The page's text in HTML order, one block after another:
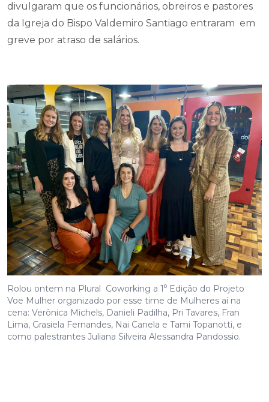
divulgaram que os funcionários, obreiros e pastores
da Igreja do Bispo Valdemiro Santiago entraram em
greve por atraso de salários.
Rolou ontem na Plural Coworking a 1⁰ Edição do Projeto
Voe Mulher organizado por esse time de Mulheres aí na
cena: Verônica Michels, Danieli Padilha, Pri Tavares, Fran
Lima, Grasiela Fernandes, Nai Canela e Tami Topanotti, e
como palestrantes Juliana Silveira Alessandra Pandossio.